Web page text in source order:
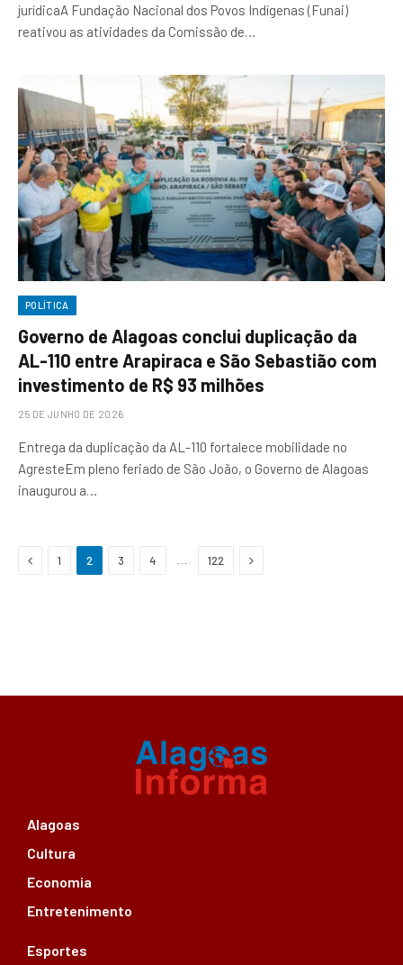
jurídicaA Fundação Nacional dos Povos Indígenas (Funai)
reativou as atividades da Comissão de…
POLÍTICA
Governo de Alagoas conclui duplicação da
AL-110 entre Arapiraca e São Sebastião com
investimento de R$ 93 milhões
25 DE JUNHO DE 2026
Entrega da duplicação da AL-110 fortalece mobilidade no
AgresteEm pleno feriado de São João, o Governo de Alagoas
inaugurou a…
Previous
1 2 3 4 122 Next
Alagoas
Cultura
Economia
Entretenimento
Esportes